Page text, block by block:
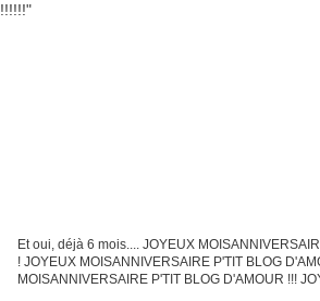
Et oui, déjà 6 mois.... JOYEUX
! JOYEUX MOISANNIVERSAIRE P'TIT BLOG
MOISANNIVERSAIRE P'TIT BLOG D'AMOUR !!!